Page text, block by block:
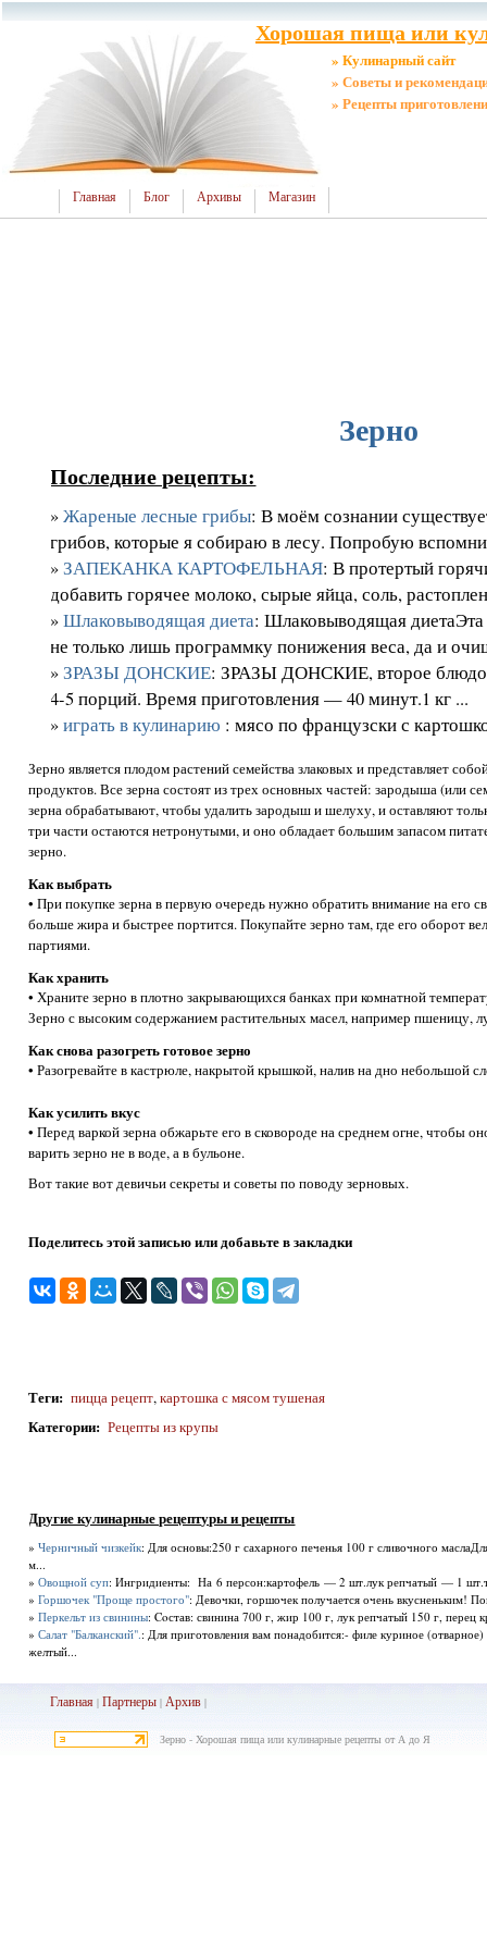
Хорошая пища или
» Кулинарный сайт
» Советы и
» Рецепты
Главная Блог Архивы Магазин
Зерно
Последние рецепты:
»Жареные лесные грибы: В моём сознании
грибов, которые я собираю в лесу. Попробую
»ЗАПЕКАНКА КАРТОФЕЛЬНАЯ: В протертый
добавить горячее молоко, сырые яйца, соль,
»Шлаковыводящая диета: Шлаковыводящая диетаЭта
не только лишь программку понижения веса, да и
»ЗРАЗЫ ДОНСКИЕ: ЗРАЗЫ ДОНСКИЕ, второе блюдо
4-5 порций. Время приготовления — 40 минут.1 кг ...
»играть в кулинарию : мясо по французски с
Зерно является плодом растений семейства злаковых и представляет
продуктов. Все зерна состоят из трех основных частей: зародыша (или
зерна обрабатывают, чтобы удалить зародыш и шелуху, и оставляют
три части остаются нетронутыми, и оно обладает большим запасом
зерно.
Как выбрать
• При покупке зерна в первую очередь нужно обратить внимание на его
больше жира и быстрее портится. Покупайте зерно там, где его оборот
партиями.
Как хранить
• Храните зерно в плотно закрывающихся банках при комнатной
Зерно с высоким содержанием растительных масел, например пшеницу,
Как снова разогреть готовое зерно
• Разогревайте в кастрюле, накрытой крышкой, налив на дно небольшой
Как усилить вкус
• Перед варкой зерна обжарьте его в сковороде на среднем огне, чтобы
варить зерно не в воде, а в бульоне.
Вот такие вот девичьи секреты и советы по поводу зерновых.
Поделитесь этой записью или добавьте в закладки
Теги: пицца рецепт,картошка с мясом тушеная
Категории: Рецепты из крупы
Другие кулинарные рецептуры и рецепты
»Черничный чизкейк: Для основы:250 г сахарного печенья 100 г сливочного
м...
»Овощной суп: Ингридиенты: На 6 персон:картофель — 2 шт.лук репчатый — 1
»Горшочек "Проще простого": Девочки, горшочек получается очень вкусненьким!
»Перкельт из свинины: Coстав: свинина 700 г, жир 100 г, лук репчатый 150 г,
»Салат "Балканский". : Для приготовления вам понадобится:- филе куриное
желтый...
Главная |Партнеры |Архив |
Зерно - Хорошая пища или кулинарные рецепты от А до Я